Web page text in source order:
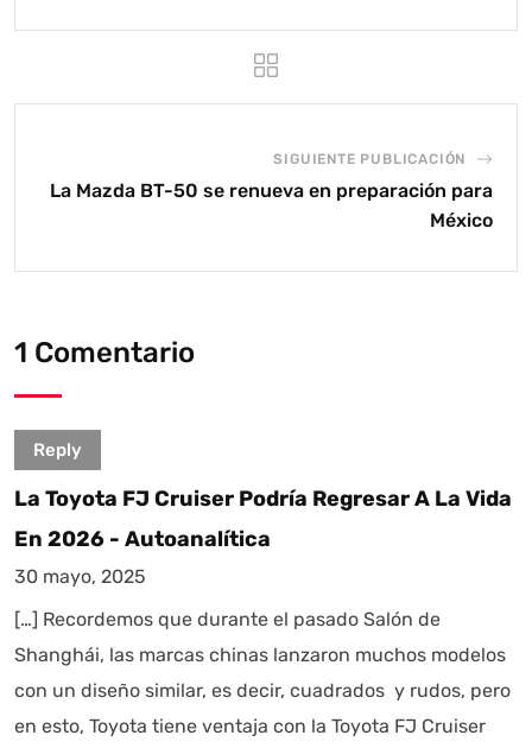
SIGUIENTE PUBLICACIÓN
La Mazda BT-50 se renueva en preparación para
México
1 Comentario
Reply
La Toyota FJ Cruiser Podría Regresar A La Vida
En 2026 - Autoanalítica
30 mayo, 2025
[…] Recordemos que durante el pasado Salón de
Shanghái, las marcas chinas lanzaron muchos modelos
con un diseño similar, es decir, cuadrados y rudos, pero
en esto, Toyota tiene ventaja con la Toyota FJ Cruiser